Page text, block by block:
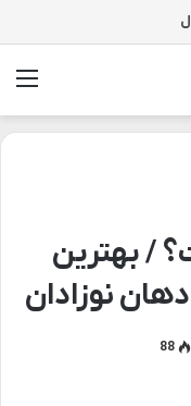
/ بهترین
نوزادان
88